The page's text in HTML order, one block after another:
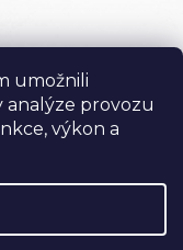
umožnili
provozu
výkon a
Search